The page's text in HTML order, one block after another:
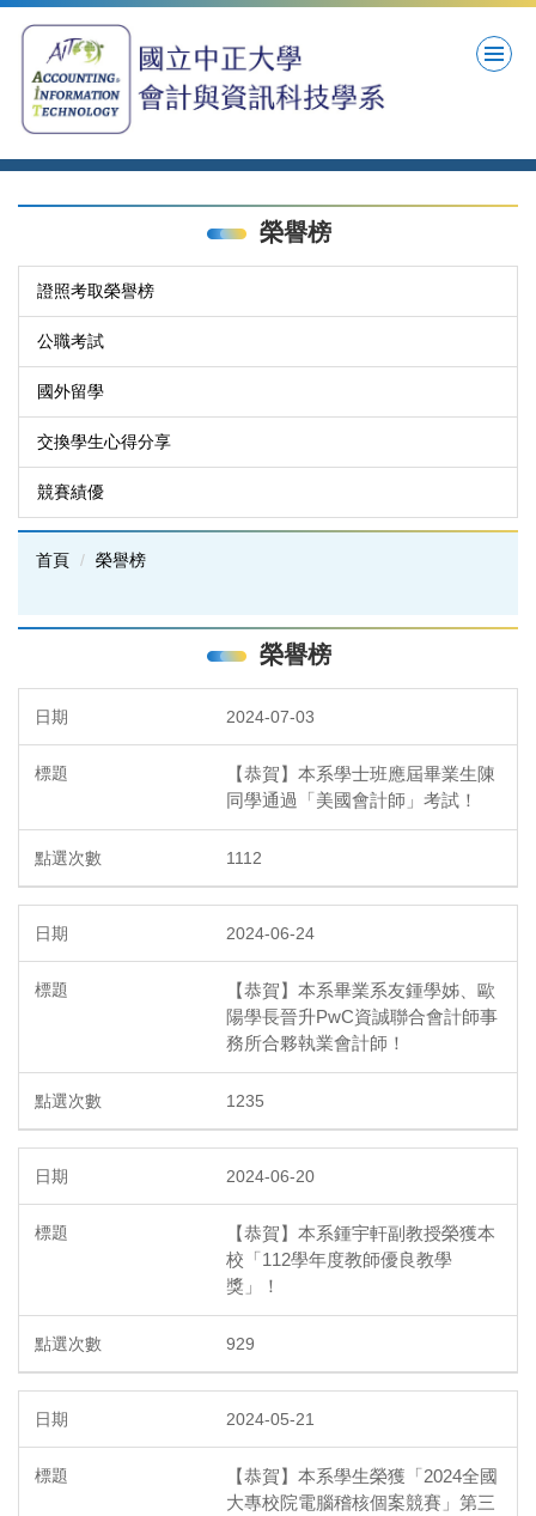
到
區
榮譽榜
證照考取榮譽榜
公職考試
國外留學
交換學生心得分享
競賽績優
首頁 榮譽榜
榮譽榜
2024-07-03
【恭賀】本系學士班應屆畢業生陳
同學通過「美國會計師」考試！
1112
2024-06-24
【恭賀】本系畢業系友鍾學姊、歐
陽學長晉升PwC資誠聯合會計師事
務所合夥執業會計師！
1235
2024-06-20
【恭賀】本系鍾宇軒副教授榮獲本
校「112學年度教師優良教學
獎」！
929
2024-05-21
【恭賀】本系學生榮獲「2024全國
大專校院電腦稽核個案競賽」第三